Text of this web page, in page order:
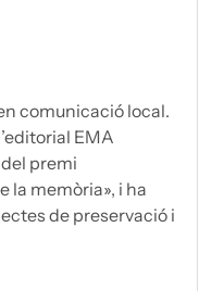
comunicació local.
EMA
premi
la memòria», i ha
de preservació i